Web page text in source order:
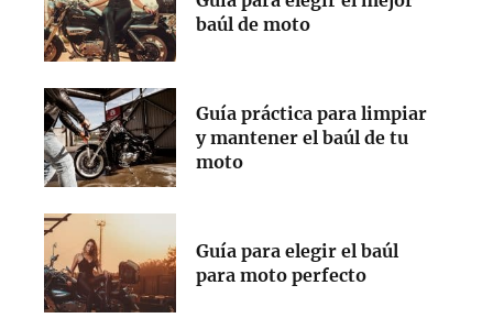
baúl de moto
Guía práctica para limpiar
y mantener el baúl de tu
moto
Guía para elegir el baúl
para moto perfecto